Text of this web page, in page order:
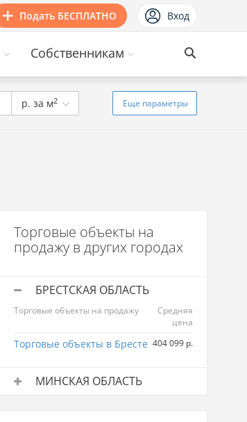
Подать БЕСПЛАТНО Вход
Собственникам
р. за м2 Еще параметры
Торговые объекты на
продажу в других городах
БРЕСТСКАЯ ОБЛАСТЬ
Торговые объекты на продажу
Средняя
цена
Торговые объекты в Бресте 404 099 р.
МИНСКАЯ ОБЛАСТЬ